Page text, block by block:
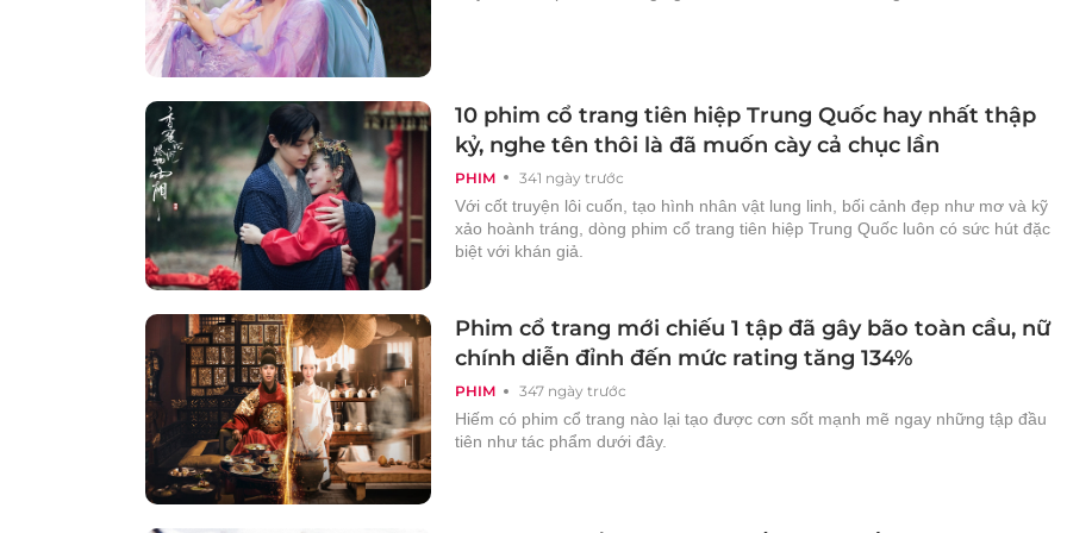
PHIM 341 ngày trước
10 phim cổ trang tiên hiệp Trung Quốc hay nhất thập
kỷ, nghe tên thôi là đã muốn cày cả chục lần
Với cốt truyện lôi cuốn, tạo hình nhân vật lung linh, bối cảnh đẹp như mơ và kỹ
xảo hoành tráng, dòng phim cổ trang tiên hiệp Trung Quốc luôn có sức hút đặc
biệt với khán giả.
PHIM 347 ngày trước
Phim cổ trang mới chiếu 1 tập đã gây bão toàn cầu, nữ
chính diễn đỉnh đến mức rating tăng 134%
Hiếm có phim cổ trang nào lại tạo được cơn sốt mạnh mẽ ngay những tập đầu
tiên như tác phẩm dưới đây.